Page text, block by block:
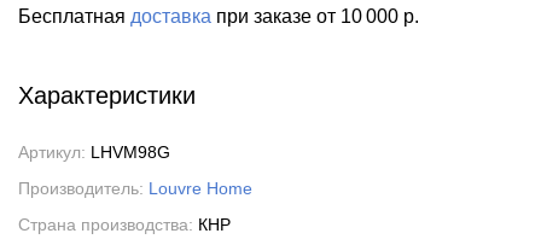
Бесплатная доставка при заказе от 10 000 р.
Характеристики
Артикул: LHVM98G
Производитель: Louvre Home
Страна производства: КНР